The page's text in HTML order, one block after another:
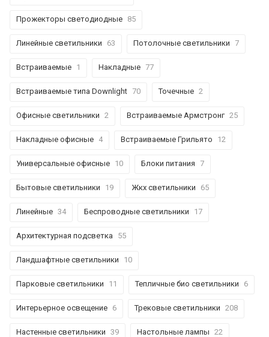
Прожекторы светодиодные 85
Линейные светильники 63 Потолочные светильники 7
Встраиваемые 1 Накладные 77
Встраиваемые типа Downlight 70 Точечные 2
Офисные светильники 2 Встраиваемые Армстронг 25
Накладные офисные 4 Встраиваемые Грильято 12
Универсальные офисные 10 Блоки питания 7
Бытовые светильники 19 Жкх светильники 65
Линейные 34 Беспроводные светильники 17
Архитектурная подсветка 55
Ландшафтные светильники 10
Парковые светильники 11 Тепличные био светильники 6
Интерьерное освещение 6 Трековые светильники 208
Настенные светильники 39 Настольные лампы 22